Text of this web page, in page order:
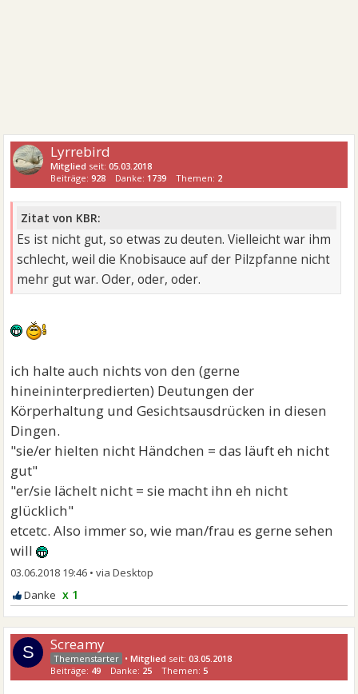
Lyrrebird
Mitglied seit:05.03.2018
Beiträge:928 Danke: 1739 Themen: 2
Zitat von KBR:
Es ist nicht gut, so etwas zu deuten. Vielleicht war ihm
schlecht, weil die Knobisauce auf der Pilzpfanne nicht
mehr gut war. Oder, oder, oder.
ich halte auch nichts von den (gerne
hineininterpredierten) Deutungen der
Körperhaltung und Gesichtsausdrücken in diesen
Dingen.
"sie/er hielten nicht Händchen = das läuft eh nicht
gut"
"er/sie lächelt nicht = sie macht ihn eh nicht
glücklich"
etcetc. Also immer so, wie man/frau es gerne sehen
will
03.06.2018 19:46 •
x 1
S Screamy
•Mitglied seit:03.05.2018
Beiträge: 49 Danke: 25 Themen:5